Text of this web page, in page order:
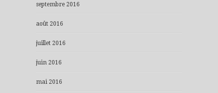
septembre 2016
août 2016
juillet 2016
juin 2016
mai 2016